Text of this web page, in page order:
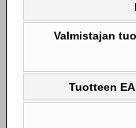
Valmistajan
Tuotteen